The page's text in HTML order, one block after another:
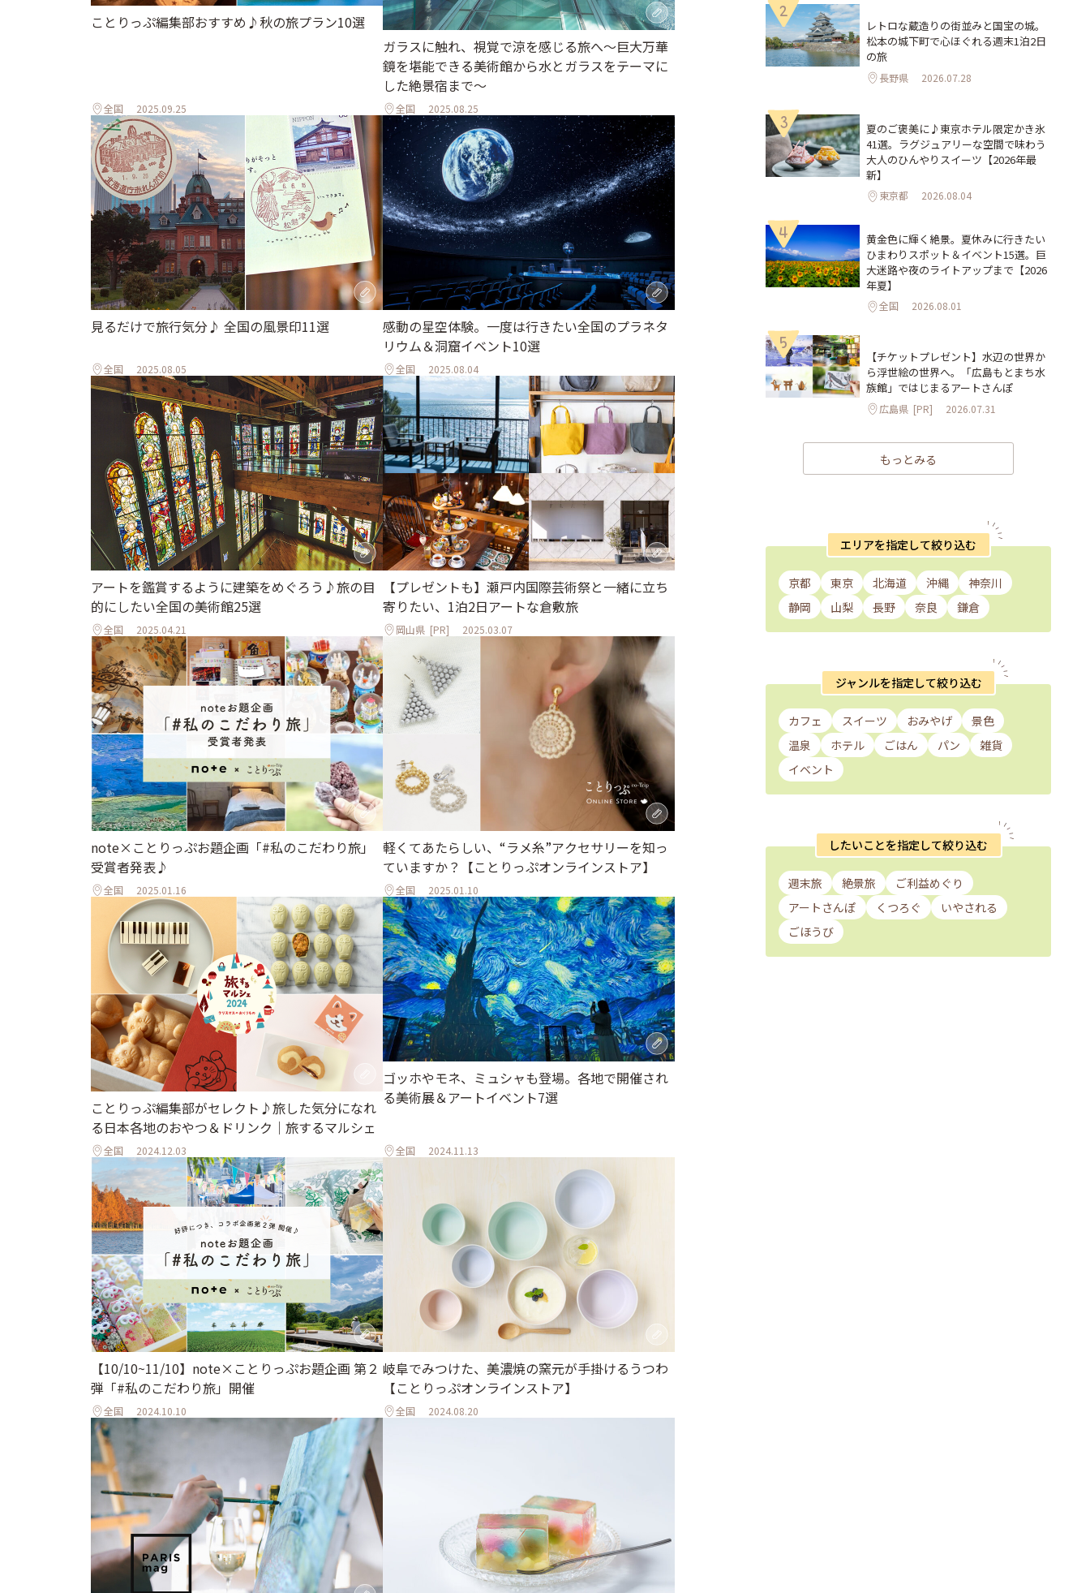
ことりっぷ編集部おすすめ♪秋の旅プラン10選
全国 2025.09.25
ガラスに触れ、視覚で涼を感じる旅へ～巨大万華
鏡を堪能できる美術館から水とガラスをテーマに
した絶景宿まで～
全国 2025.08.25
見るだけで旅行気分♪ 全国の風景印11選
全国 2025.08.05
感動の星空体験。一度は行きたい全国のプラネタ
リウム＆洞窟イベント10選
全国 2025.08.04
アートを鑑賞するように建築をめぐろう♪旅の目
的にしたい全国の美術館25選
全国 2025.04.21
【プレゼントも】瀬戸内国際芸術祭と一緒に立ち
寄りたい、1泊2日アートな倉敷旅
岡山県 [PR] 2025.03.07
note×ことりっぷお題企画「#私のこだわり旅」
受賞者発表♪
全国 2025.01.16
軽くてあたらしい、“ラメ糸”アクセサリーを知っ
ていますか？【ことりっぷオンラインストア】
全国 2025.01.10
ことりっぷ編集部がセレクト♪旅した気分になれ
る日本各地のおやつ＆ドリンク｜旅するマルシェ
全国 2024.12.03
ゴッホやモネ、ミュシャも登場。各地で開催され
る美術展＆アートイベント7選
全国 2024.11.13
【10/10~11/10】note×ことりっぷお題企画 第２
弾「#私のこだわり旅」開催
全国 2024.10.10
岐阜でみつけた、美濃焼の窯元が手掛けるうつわ
【ことりっぷオンラインストア】
全国 2024.08.20
2
レトロな蔵造りの街並みと国宝の城。
松本の城下町で心ほぐれる週末1泊2日
の旅
長野県 2026.07.28
3
夏のご褒美に♪東京ホテル限定かき氷
41選。ラグジュアリーな空間で味わう
大人のひんやりスイーツ【2026年最
新】
東京都 2026.08.04
4
黄金色に輝く絶景。夏休みに行きたい
ひまわりスポット＆イベント15選。巨
大迷路や夜のライトアップまで【2026
年夏】
全国 2026.08.01
5
【チケットプレゼント】水辺の世界か
ら浮世絵の世界へ。「広島もとまち水
族館」ではじまるアートさんぽ
広島県 [PR] 2026.07.31
もっとみる
エリアを指定して絞り込む
京都 東京 北海道 沖縄
神奈川
静岡
山梨 長野 奈良 鎌倉
ジャンルを指定して絞り込む
カフェ スイーツ おみやげ
景色
温泉
ホテル ごはん パン
雑貨
イベント
したいことを指定して絞り込む
週末旅 絶景旅
ご利益めぐり
アートさんぽ
くつろぐ
いやされる
ごほうび